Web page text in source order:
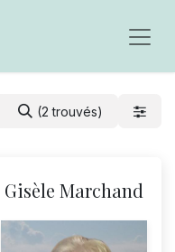
(2 trouvés)
Gisèle Marchand